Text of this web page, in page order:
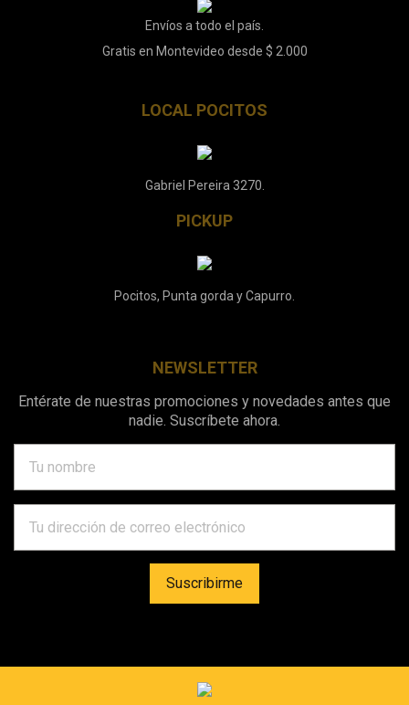
Envíos a todo el país.
Gratis en Montevideo desde $ 2.000
LOCAL POCITOS
Gabriel Pereira 3270.
PICKUP
Pocitos, Punta gorda y Capurro.
NEWSLETTER
Entérate de nuestras promociones y novedades antes que
nadie. Suscríbete ahora.